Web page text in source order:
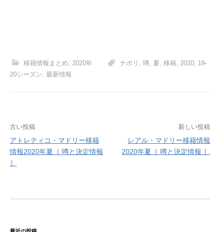
移籍情報まとめ 2020年 ナポリ 噂 夏 移籍 2020 19-
20シーズン, 最新情報
投
稿
ナ
古い投稿
アトレティコ・マドリー移籍
情報2020年夏［ 噂と決定情報
］
新しい投稿
レアル・マドリー移籍情報
2020年夏［ 噂と決定情報 ］